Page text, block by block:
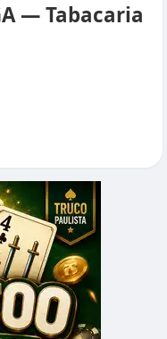
— Tabacaria